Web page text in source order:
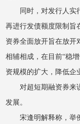
同时，对发行人实
再进行发债额度限制旨
资券全面放开旨在放开
相辅相成，在目前“稳
资规模的扩大，降低企
对超短期融资券来
发展。
宋逢明解释称，举